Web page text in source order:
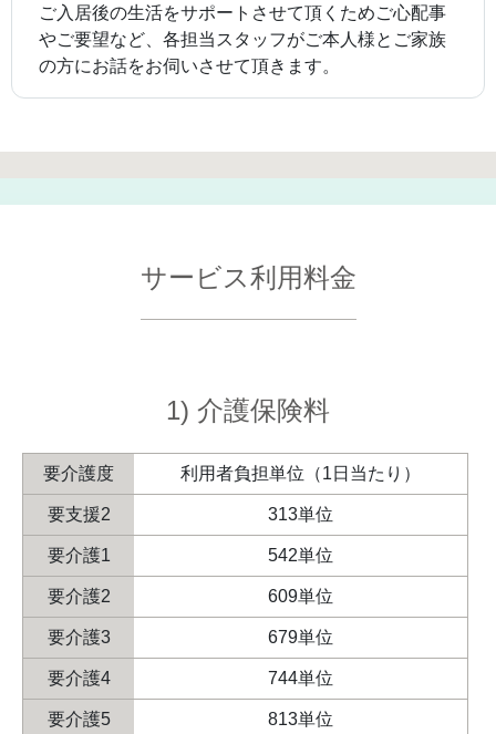
ご入居後の生活をサポートさせて頂くためご心配事
やご要望など、各担当スタッフがご本人様とご家族
の方にお話をお伺いさせて頂きます。
サービス利用料金
1) 介護保険料
要介護度 利用者負担単位（1日当たり）
要支援2 313単位
要介護1 542単位
要介護2 609単位
要介護3 679単位
要介護4 744単位
要介護5 813単位